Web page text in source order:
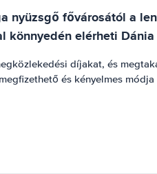
nyüzsgő fővárosától a
elérheti
díjakat, és
és kényelmes